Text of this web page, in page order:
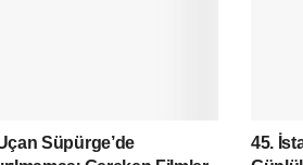
Süpürge’de
45.